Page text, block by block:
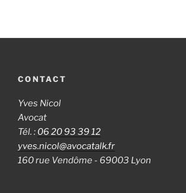
CONTACT
Yves Nicol
Avocat
Tél. : 06 20 93 39 12
yves.nicol@avocatalk.fr
160 rue Vendôme - 69003 Lyon